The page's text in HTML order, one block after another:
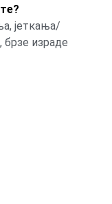
јеткања/
брзе израде